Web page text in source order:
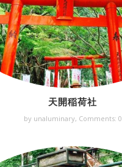
天開稲荷社
by unaluminary, Comments: 0